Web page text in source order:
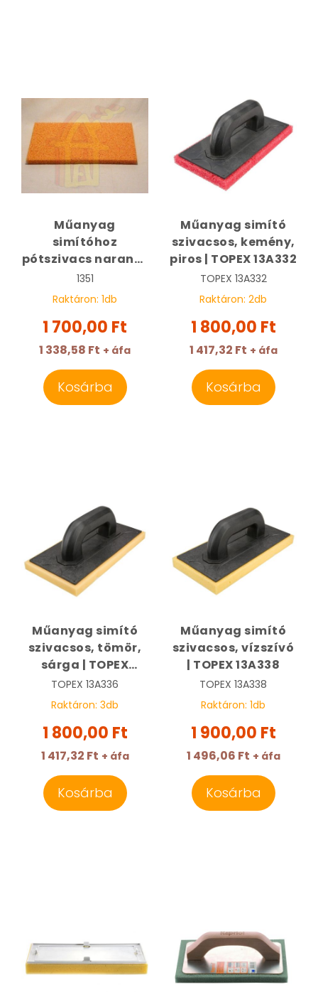
Műanyag
simítóhoz
pótszivacs narancs
| 1351
1351
Raktáron: 1db
1 700,00 Ft
1 338,58 Ft + áfa
Kosárba
Műanyag simító
szivacsos, kemény,
piros | TOPEX 13A332
TOPEX 13A332
Raktáron: 2db
1 800,00 Ft
1 417,32 Ft + áfa
Kosárba
Műanyag simító
szivacsos, tömör,
sárga | TOPEX
13A336
TOPEX 13A336
Raktáron: 3db
1 800,00 Ft
1 417,32 Ft + áfa
Kosárba
Műanyag simító
szivacsos, vízszívó
| TOPEX 13A338
TOPEX 13A338
Raktáron: 1db
1 900,00 Ft
1 496,06 Ft + áfa
Kosárba